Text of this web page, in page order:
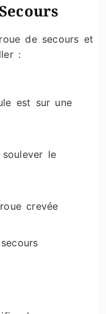
de secours et
:
est sur une
le
crevée